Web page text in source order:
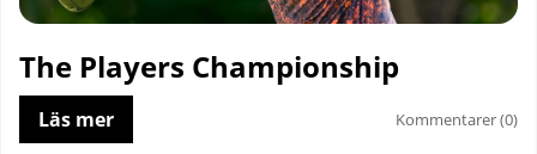
The Players Championship
Läs mer Kommentarer (0)